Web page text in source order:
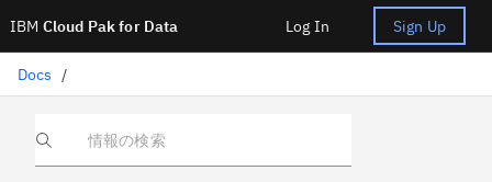
IBM Cloud Pak for Data Log In Sign Up
Docs /
情報の検索